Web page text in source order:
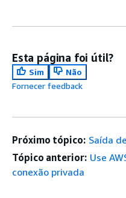
Esta página foi útil?
Sim
Não
Fornecer feedback
Próximo tópico: Saída
Tópico anterior: Use
conexão privada